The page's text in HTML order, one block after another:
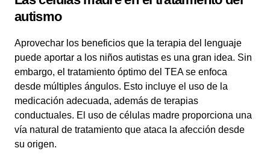
autismo
Aprovechar los beneficios que la terapia del lenguaje
puede aportar a los niños autistas es una gran idea. Sin
embargo, el tratamiento óptimo del TEA se enfoca
desde múltiples ángulos. Esto incluye el uso de la
medicación adecuada, además de terapias
conductuales. El uso de células madre proporciona una
vía natural de tratamiento que ataca la afección desde
su origen.